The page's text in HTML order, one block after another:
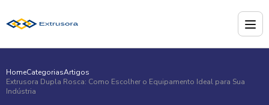
HomeCategoriasArtigos
Extrusora Dupla Rosca: Como Escolher o Equipamento Ideal para Sua
Indústria